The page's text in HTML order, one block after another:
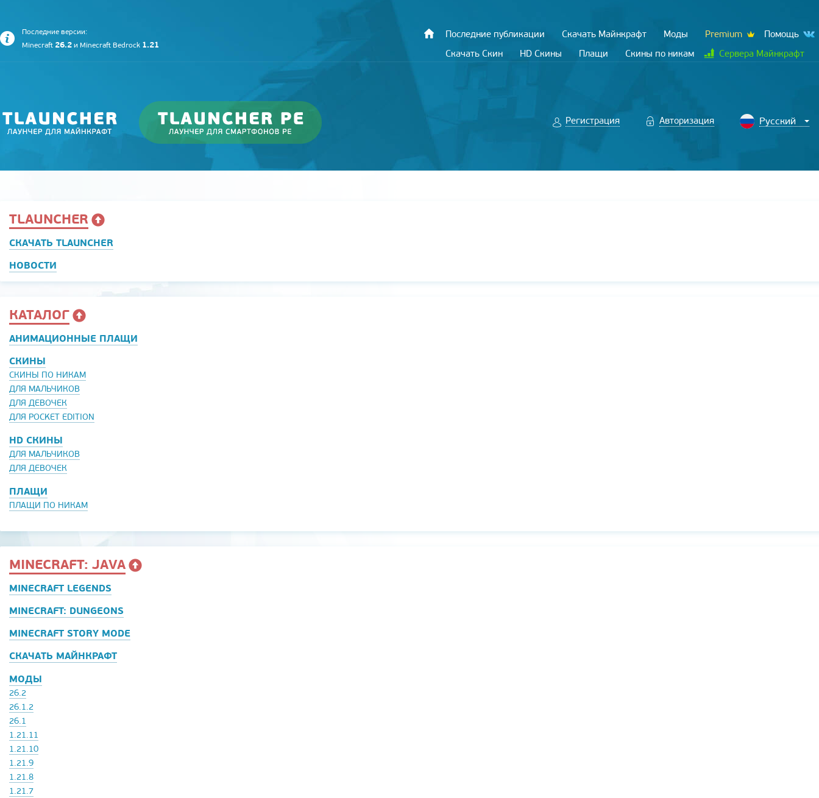
Последние версии:
Minecraft 26.2 и Minecraft Bedrock 1.21
Последние публикации Скачать Майнкрафт Моды Premium
Помощь
Скачать Скин
HD Скины Плащи Скины по никам Сервера Майнкрафт
Регистрация Авторизация
TLAUNCHER
СКАЧАТЬ TLAUNCHER
НОВОСТИ
КАТАЛОГ
АНИМАЦИОННЫЕ ПЛАЩИ
СКИНЫ
СКИНЫ ПО НИКАМ
ДЛЯ МАЛЬЧИКОВ
ДЛЯ ДЕВОЧЕК
ДЛЯ POCKET EDITION
HD СКИНЫ
ДЛЯ МАЛЬЧИКОВ
ДЛЯ ДЕВОЧЕК
ПЛАЩИ
ПЛАЩИ ПО НИКАМ
MINECRAFT: JAVA
MINECRAFT LEGENDS
MINECRAFT: DUNGEONS
MINECRAFT STORY MODE
СКАЧАТЬ МАЙНКРАФТ
МОДЫ
26.2
26.1.2
26.1
1.21.11
1.21.10
1.21.9
1.21.8
1.21.7